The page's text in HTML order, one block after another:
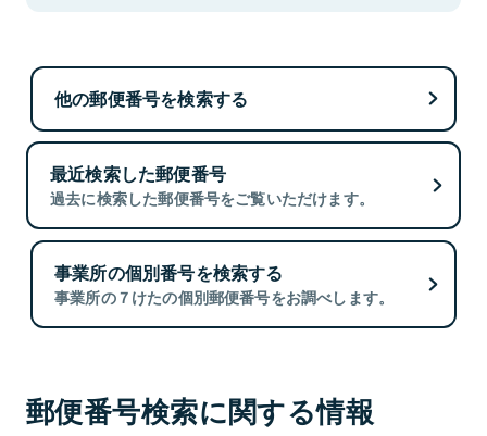
他の郵便番号を検索する
最近検索した郵便番号
過去に検索した郵便番号をご覧いただけます。
事業所の個別番号を検索する
事業所の７けたの個別郵便番号をお調べします。
郵便番号検索に関する情報